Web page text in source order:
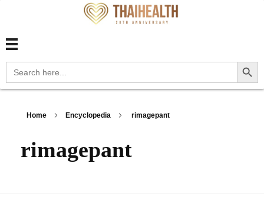
Search
for:
Search Button
Home Encyclopedia rimagepant
rimagepant